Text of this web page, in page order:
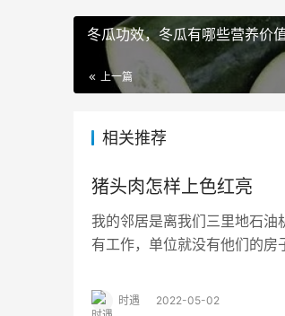
冬瓜功效，冬瓜有哪些营养价
上一篇
相关推荐
猪头肉怎样上色红亮
我的邻居是离我们三里地石
有工作，单位就没有他们的房
时遇 2022-05-02